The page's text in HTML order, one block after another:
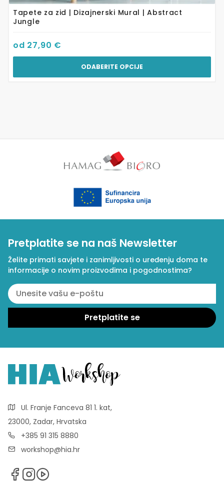
Tapete za zid | Dizajnerski Mural | Abstract
Jungle
od 27,90 €
ODABERITE OPCIJE
Pretplatite se na naš Newsletter
Želite primati savjete i zanimljivosti o uređenju doma te
informacije o novim proizvodima i pogodnostima?
Ul. Franje Fanceva 81 1. kat,
23000, Zadar, Hrvatska
+385 91 315 8880
workshop@hia.hr